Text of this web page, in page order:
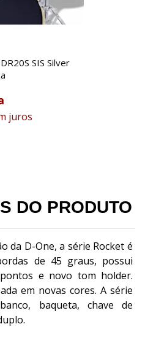
SIS Silver
juros
DO PRODUTO
da D-One, a série Rocket é
de 45 graus, possui
e novo tom holder.
em novas cores. A série
baqueta, chave de